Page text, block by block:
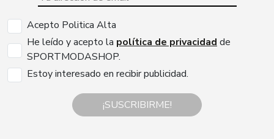
Acepto Politica Alta
He leído y acepto la política de privacidad de
SPORTMODASHOP.
Estoy interesado en recibir publicidad.
¡SUSCRIBIRME!